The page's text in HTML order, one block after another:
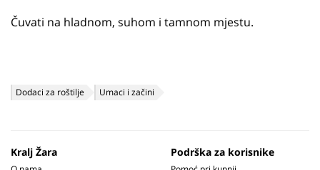
Čuvati na hladnom, suhom i tamnom mjestu.
Dodaci za roštilje Umaci i začini
Kralj Žara Podrška za korisnike